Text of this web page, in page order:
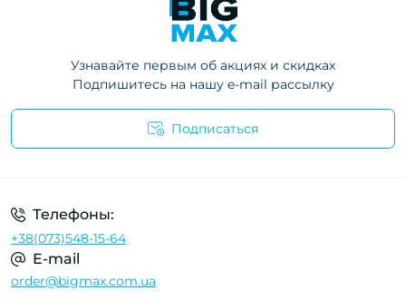
Узнавайте первым об акциях и скидках
Подпишитесь на нашу e-mail рассылку
Подписаться
Телефоны:
+38(073)548-15-64
E-mail
order@bigmax.com.ua